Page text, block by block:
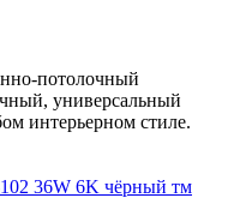
потолочный
универсальный
интерьерном стиле.